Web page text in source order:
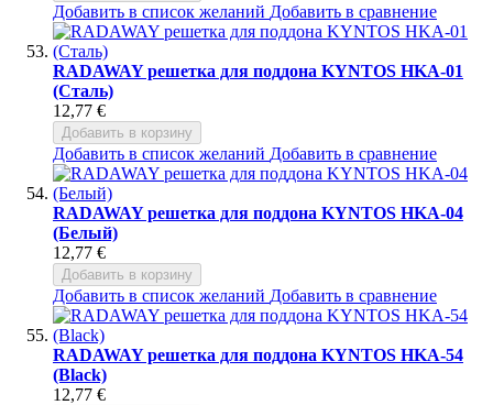
Добавить в список желаний Добавить в сравнение
RADAWAY решетка для поддона KYNTOS HKA-01
(Сталь)
12,77 €
Добавить в корзину
Добавить в список желаний Добавить в сравнение
RADAWAY решетка для поддона KYNTOS HKA-04
(Белый)
12,77 €
Добавить в корзину
Добавить в список желаний Добавить в сравнение
RADAWAY решетка для поддона KYNTOS HKA-54
(Black)
12,77 €